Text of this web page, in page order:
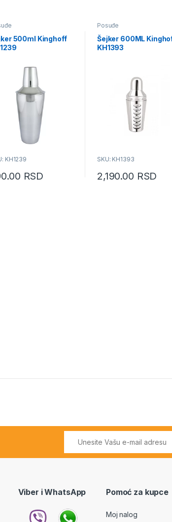
500ml Kinghoff
KH1239
RSD
Posuđe
Šejker 600ML
KH1393
SKU: KH1393
2,190.00 RSD
Viber i WhatsApp Pomoć za kupce
Moj nalog